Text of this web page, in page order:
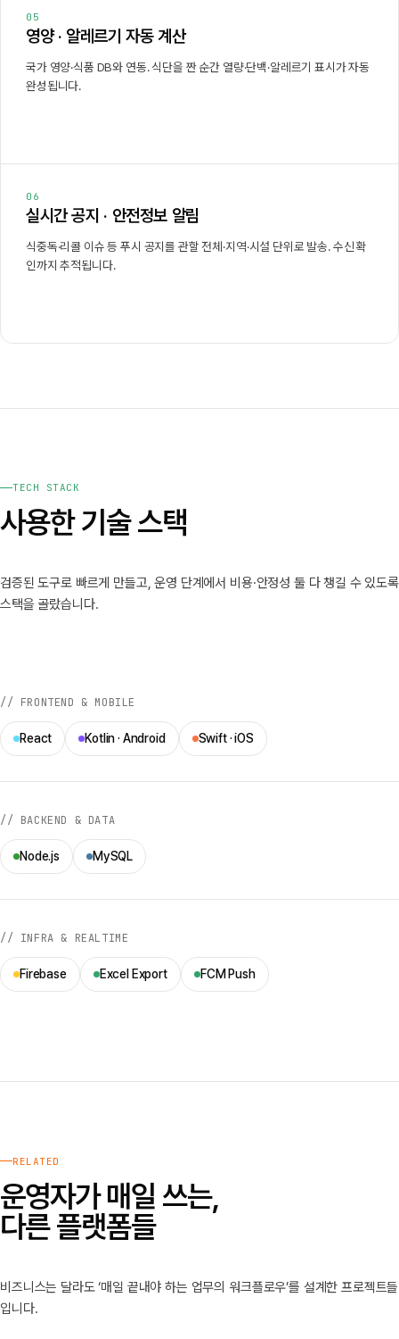
05
영양 · 알레르기 자동 계산
국가 영양·식품 DB와 연동. 식단을 짠 순간 열량·단백·알레르기 표시가 자동
완성됩니다.
06
실시간 공지 · 안전정보 알림
식중독·리콜 이슈 등 푸시 공지를 관할 전체·지역·시설 단위로 발송. 수신 확
인까지 추적됩니다.
TECH STACK
사용한 기술 스택
검증된 도구로 빠르게 만들고, 운영 단계에서 비용·안정성 둘 다 챙길 수 있도록
스택을 골랐습니다.
// FRONTEND & MOBILE
React Kotlin · Android Swift · iOS
// BACKEND & DATA
Node.js MySQL
// INFRA & REALTIME
Firebase Excel Export FCM Push
RELATED
운영자가 매일 쓰는,
다른 플랫폼들
비즈니스는 달라도 ‘매일 끝내야 하는 업무의 워크플로우’를 설계한 프로젝트들
입니다.